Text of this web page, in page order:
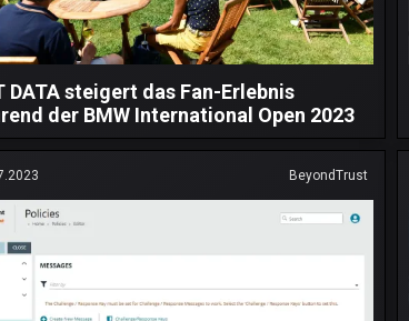
DATA steigert das Fan-Erlebnis
der BMW International Open 2023
BeyondTrust